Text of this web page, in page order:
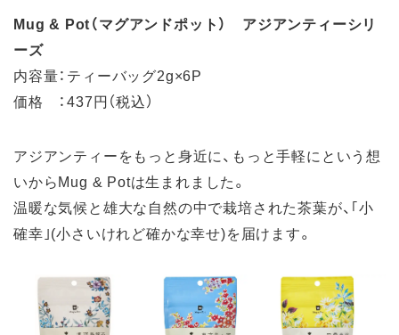
Mug & Pot（マグアンドポット） アジアンティーシリ
ーズ
内容量：ティーバッグ2g×6P
価格 ：437円（税込）
アジアンティーをもっと身近に、もっと手軽にという想
いからMug & Potは生まれました。​
温暖な気候と雄大な自然の中で栽培された茶葉が、｢小
確幸｣(小さいけれど確かな幸せ)を届けます。